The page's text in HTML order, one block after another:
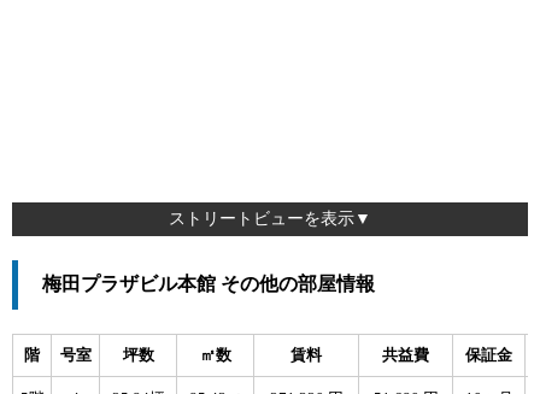
ストリートビューを表示▼
梅田プラザビル本館 その他の部屋情報
階 号室 坪数 ㎡数 賃料 共益費 保証金